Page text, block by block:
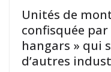
Unités de
confisquée par
hangars » qui
d’autres